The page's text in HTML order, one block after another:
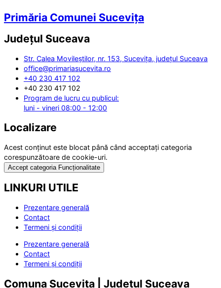
Primăria Comunei Sucevița
Județul Suceava
Str. Calea Movileștilor, nr. 153, Sucevița, județul Suceava
office@primariasucevita.ro
+40 230 417 102
+40 230 417 102
Program de lucru cu publicul:
luni - vineri 08:00 - 12:00
Localizare
Acest conținut este blocat până când acceptați categoria
corespunzătoare de cookie-uri.
Accept categoria Funcționalitate
LINKURI UTILE
Prezentare generală
Contact
Termeni și condiții
Prezentare generală
Contact
Termeni și condiții
Comuna Sucevița | Județul Suceava